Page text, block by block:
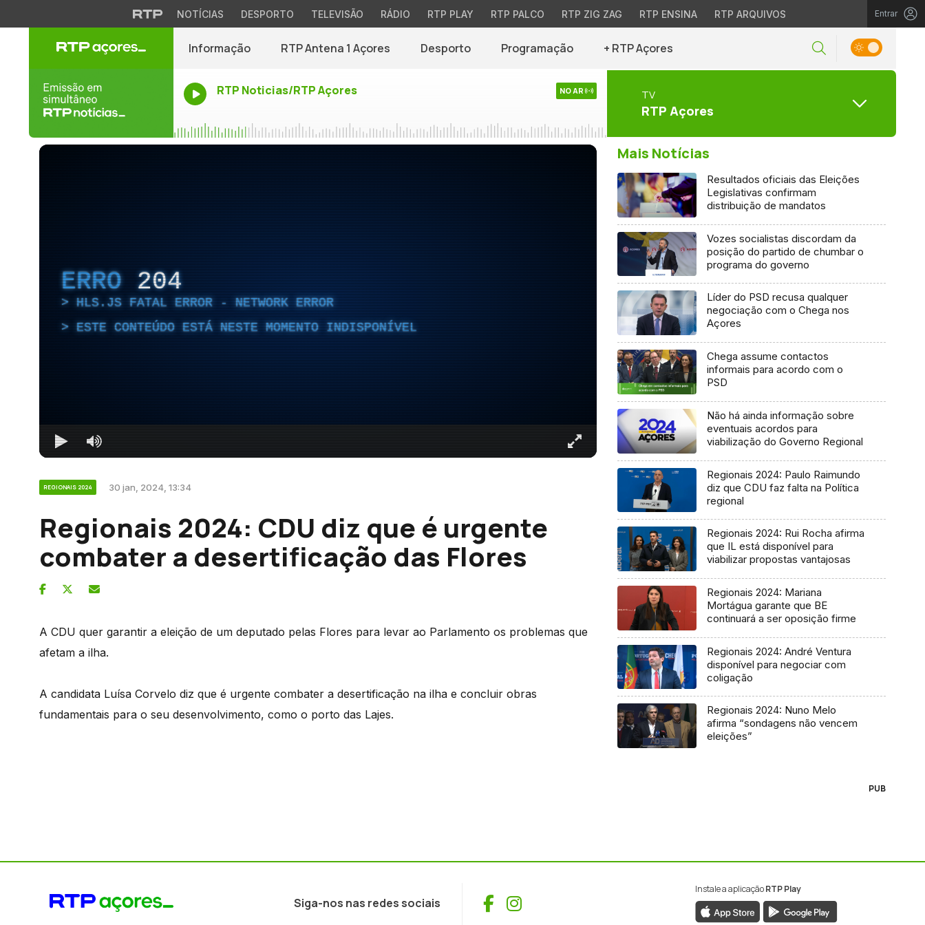
NOTÍCIAS DESPORTO TELEVISÃO RÁDIO RTP PLAY RTP PALCO RTP ZIG ZAG RTP ENSINA RTP ARQUIVOS Entrar
Informação RTP Antena 1 Açores Desporto Programação + RTP Açores
RTP Noticias/RTP Açores NO AR TV
RTP Açores
ERRO 204
HLS.JS FATAL ERROR - NETWORK ERROR
ESTE CONTEÚDO ESTÁ NESTE MOMENTO INDISPONÍVEL
REGIONAIS 2024 30 jan, 2024, 13:34
Regionais 2024: CDU diz que é urgente
combater a desertificação das Flores
A CDU quer garantir a eleição de um deputado pelas Flores para levar ao Parlamento os problemas que
afetam a ilha.
A candidata Luísa Corvelo diz que é urgente combater a desertificação na ilha e concluir obras
fundamentais para o seu desenvolvimento, como o porto das Lajes.
Mais Notícias
Resultados oficiais das Eleições
Legislativas confirmam
distribuição de mandatos
Vozes socialistas discordam da
posição do partido de chumbar o
programa do governo
Líder do PSD recusa qualquer
negociação com o Chega nos
Açores
Chega assume contactos
informais para acordo com o
PSD
Não há ainda informação sobre
eventuais acordos para
viabilização do Governo Regional
Regionais 2024: Paulo Raimundo
diz que CDU faz falta na Política
regional
Regionais 2024: Rui Rocha afirma
que IL está disponível para
viabilizar propostas vantajosas
Regionais 2024: Mariana
Mortágua garante que BE
continuará a ser oposição firme
Regionais 2024: André Ventura
disponível para negociar com
coligação
Regionais 2024: Nuno Melo
afirma “sondagens não vencem
eleições”
PUB
Siga-nos nas redes sociais Facebook
Instagram
Instale a aplicaçãoRTP Play